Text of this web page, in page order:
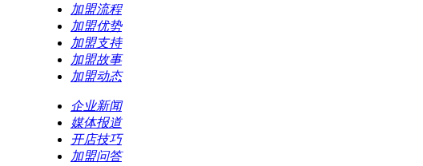
加盟流程
加盟优势
加盟支持
加盟故事
加盟动态
企业新闻
媒体报道
开店技巧
加盟问答